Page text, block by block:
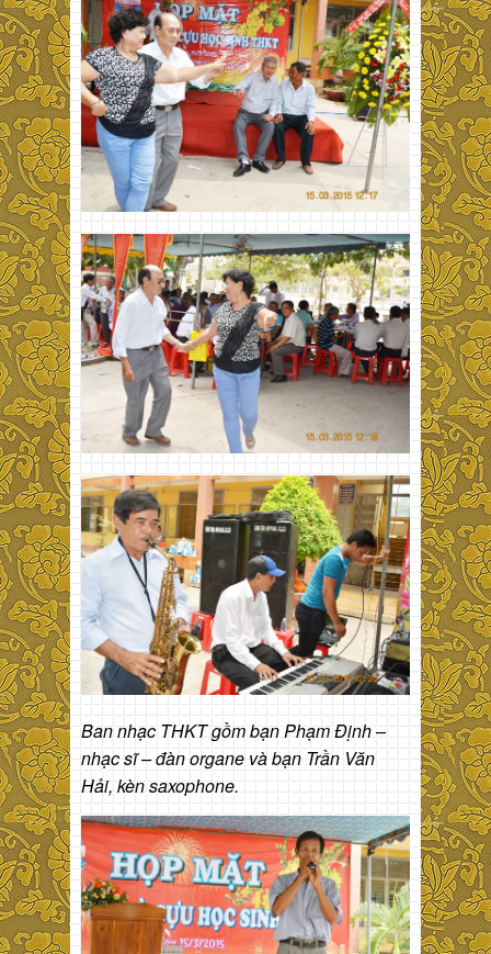
Ban nhạc THKT gồm bạn Phạm Định –
nhạc sĩ – đàn organe và bạn Trần Văn
Hải, kèn saxophone.